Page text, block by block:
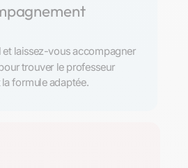
laissez-vous accompagner
trouver le professeur
formule adaptée.